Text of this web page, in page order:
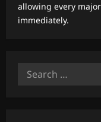
allowing every
immediately.
Search